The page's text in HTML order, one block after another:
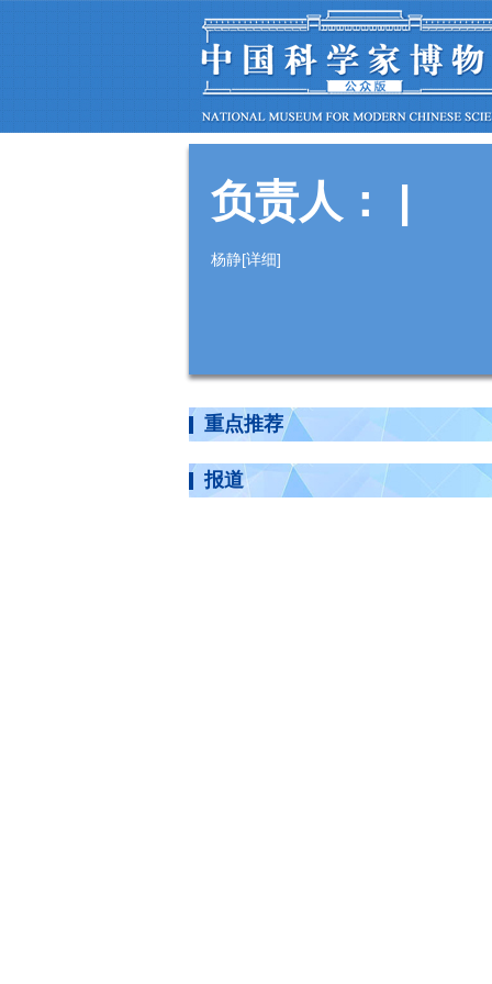
负责人： |
杨静[详细]
重点推荐
报道